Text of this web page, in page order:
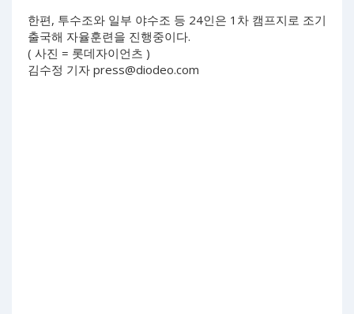
한편, 투수조와 일부 야수조 등 24인은 1차 캠프지로 조기
출국해 자율훈련을 진행중이다.
( 사진 = 롯데자이언츠 )
김수정 기자 press@diodeo.com